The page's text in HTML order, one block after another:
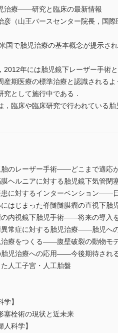
治療――研究と臨床の最新情報
彦（山王バースセンター院長，国
国で胎児治療の基本概念が提示さ
2012年には胎児鏡下レーザー手術
産期医療の標準治療と認識される
究として施行中である．
，臨床や臨床研究で行われている
胎のレーザー手術――どこまで適応
ヘルニアに対する胎児鏡下気管
患に対するインターベンション――
はじまった脊髄髄膜瘤の直視下
内視鏡下胎児手術――将来の導入
異常症に対する胎児治療――胎児へ
治療をつくる――腹壁破裂の動物モ
胎児治療への応用――今後期待され
人工子宮・人工胎盤
学】
塞栓術の現状と近未来
人科学】